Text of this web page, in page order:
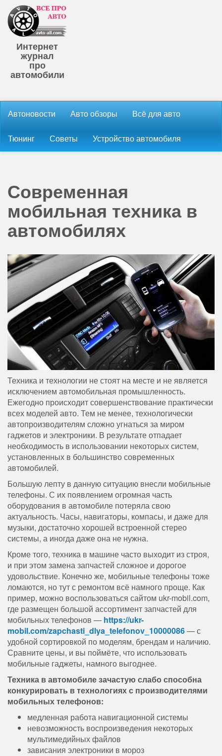
Интернет
журнал
про
автомобили
Автоновости Авто обзоры Всё для авто
Тюнинг Советы Устройство автомобиля
Современная
мобильная техника в
автомобилях
Техника и технологии не стоят на месте и не является
исключением автомобильная промышленность.
Ежегодно происходит совершенствование практически
всех моделей авто. Тем не менее, технологически
автопроизводителям сложно угнаться за миром
гаджетов и электроники. В результате отпадает
необходимость в использовании некоторых систем,
установленных в большинство современных
автомобилей.
Большую лепту в данную ситуацию внесли мобильные
телефоны. С их появлением огромная часть
оборудования в автомобиле потеряла свою
актуальность. Часы, навигаторы, компасы, и даже для
музыки, достаточно хорошей встроенной стерео
системы, а иногда даже она не нужна.
Кроме того, техника в машине часто выходит из строя,
и при этом замена запчастей сложное и дорогое
удовольствие. Конечно же, мобильные телефоны тоже
ломаются, но тут с ремонтом всё намного проще. Как
пример, можно воспользоваться сайтом ukr-mobil.com,
где размещен большой ассортимент запчастей для
мобильных телефонов — https://ukr-
mobil.com/zapchasti_dlya_telefonov_10000086— с
удобной сортировкой по моделям, брендам и наличию.
Сравните цены, и вы поймёте, что использовать
мобильные гаджеты, намного выгоднее.
Техника в автомобиле зачастую слабо способна
конкурировать в технологиях с производителями
мобильных телефонов:
медленная работа навигационной системы
невозможность воспроизведения некоторых
мультимедийных файлов
зависания электроники в мороз